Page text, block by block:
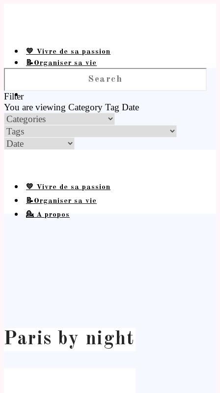
💛 Vivre de sa passion
📝Organiser sa vie
Filter
You are viewing Category Tag Date
💛 Vivre de sa passion
📝Organiser sa vie
💁 A propos
Paris by night